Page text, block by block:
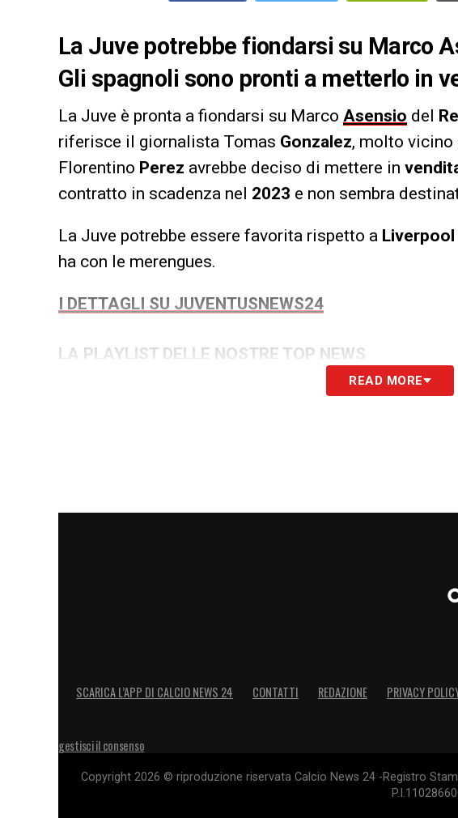
La Juve potrebbe fiondarsi su Marco
Gli spagnoli sono pronti a metterlo in
La Juve è pronta a fiondarsi su Marco Asensio del
riferisce il giornalista Tomas Gonzalez, molto
Florentino Perez avrebbe deciso di mettere in
contratto in scadenza nel 2023 e non sembra
La Juve potrebbe essere favorita rispetto a Liverpool
ha con le merengues.
I DETTAGLI SU JUVENTUSNEWS24
LA PLAYLIST DELLE NOSTRE TOP NEWS
READ MORE
SCARICA L’APP DI CALCIO NEWS 24 CONTATTI REDAZIONE PRIVACY
gestisci il consenso
Copyright 2026 © riproduzione riservata Calcio News 24 -Registro